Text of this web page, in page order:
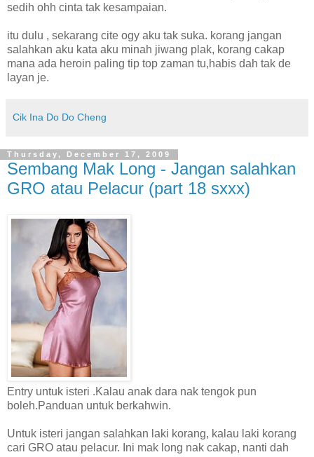
sedih ohh cinta tak kesampaian.
itu dulu , sekarang cite ogy aku tak suka. korang jangan
salahkan aku kata aku minah jiwang plak, korang cakap
mana ada heroin paling tip top zaman tu,habis dah tak de
layan je.
Cik Ina Do Do Cheng
Thursday, December 17, 2009
Sembang Mak Long - Jangan salahkan
GRO atau Pelacur (part 18 sxxx)
Entry untuk isteri .Kalau anak dara nak tengok pun
boleh.Panduan untuk berkahwin.
Untuk isteri jangan salahkan laki korang, kalau laki korang
cari GRO atau pelacur. Ini mak long nak cakap, nanti dah